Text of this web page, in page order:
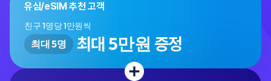
유심/eSIM 추천 고객
친구 1명당 1만원씩
최대 5명 최대 5만원 증정